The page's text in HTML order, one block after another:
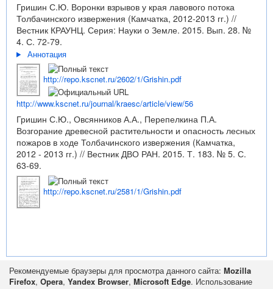
Гришин С.Ю. Воронки взрывов у края лавового потока
Толбачинского извержения (Камчатка, 2012-2013 гг.) //
Вестник КРАУНЦ. Серия: Науки о Земле. 2015. Вып. 28. №
4. С. 72-79.
Аннотация
http://repo.kscnet.ru/2602/1/Grishin.pdf
http://www.kscnet.ru/journal/kraesc/article/view/56
Гришин С.Ю., Овсянников А.А., Перепелкина П.А.
Возгорание древесной растительности и опасность лесных
пожаров в ходе Толбачинского извержения (Камчатка,
2012 - 2013 гг.) // Вестник ДВО РАН. 2015. Т. 183. № 5. С.
63-69.
http://repo.kscnet.ru/2581/1/Grishin.pdf
Рекомендуемые браузеры для просмотра данного сайта: Mozilla
Firefox, Opera, Yandex Browser, Microsoft Edge. Использование